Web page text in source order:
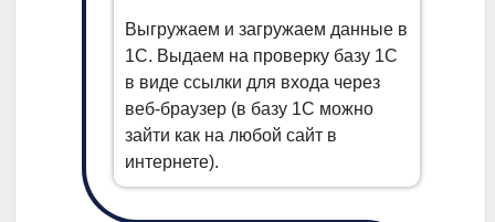
Выгружаем и загружаем данные в
1С. Выдаем на проверку базу 1С
в виде ссылки для входа через
веб-браузер (в базу 1С можно
зайти как на любой сайт в
интернете).